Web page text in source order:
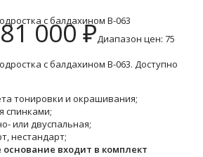
с балдахином B-063
81 000₽Диапазон цен: 75
с балдахином B-063. Доступно
тонировки и окрашивания;
спинками;
или двуспальная;
нестандарт;
основание входит в комплект